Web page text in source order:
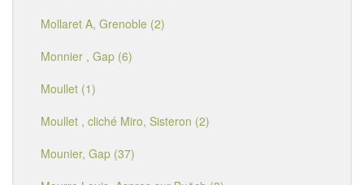
Mollaret A, Grenoble (2)
Monnier , Gap (6)
Moullet (1)
Moullet , cliché Miro, Sisteron (2)
Mounier, Gap (37)